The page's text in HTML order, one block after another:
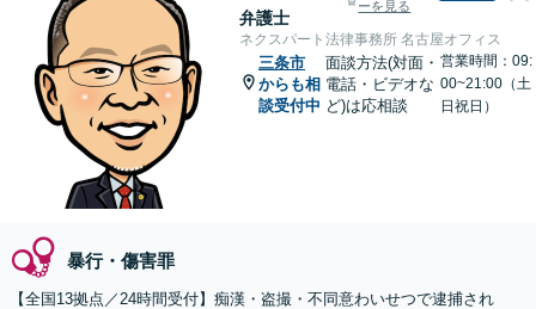
弁護士
ーを見る
ネクスパート法律事務所 名古屋オフィス
三条市
からも相
談受付中
面談方法(対面・
電話・ビデオな
ど)は応相談
営業時間：09:
00~21:00（土
日祝日）
暴行・傷害罪
【全国13拠点／24時間受付】痴漢・盗撮・不同意わいせつで逮捕され